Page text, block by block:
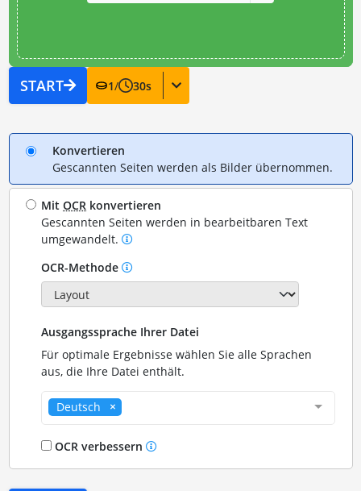
START 1/ 30s
Konvertieren
Gescannten Seiten werden als Bilder übernommen.
MitOCR konvertieren
Gescannten Seiten werden in bearbeitbaren Text
umgewandelt.
OCR-Methode
Ausgangssprache Ihrer Datei
Für optimale Ergebnisse wählen Sie alle Sprachen
aus, die Ihre Datei enthält.
Deutsch
OCR verbessern